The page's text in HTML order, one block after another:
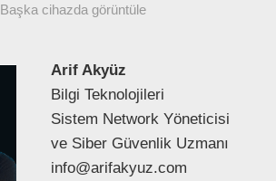
Başka cihazda görüntüle
Arif Akyüz
Bilgi Teknolojileri
Sistem Network Yöneticisi
ve Siber Güvenlik Uzmanı
info@arifakyuz.com